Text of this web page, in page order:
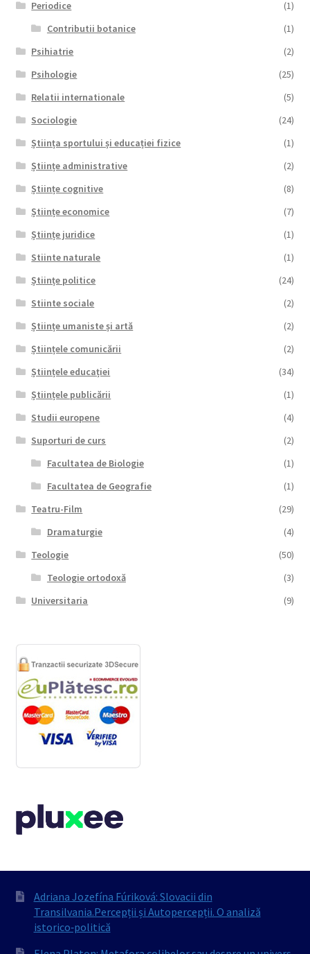
Periodice
(1)
Contributii botanice
(1)
Psihiatrie
(2)
Psihologie
(25)
Relatii internationale
(5)
Sociologie
(24)
Știința sportului și educației fizice
(1)
Științe administrative
(2)
Științe cognitive
(8)
Științe economice
(7)
Științe juridice
(1)
Stiinte naturale
(1)
Științe politice
(24)
Stiinte sociale
(2)
Științe umaniste și artă
(2)
Științele comunicării
(2)
Științele educației
(34)
Științele publicării
(1)
Studii europene
(4)
Suporturi de curs
(2)
Facultatea de Biologie
(1)
Facultatea de Geografie
(1)
Teatru-Film
(29)
Dramaturgie
(4)
Teologie
(50)
Teologie ortodoxă
(3)
Universitaria
(9)
Adriana Jozefína Fúriková: Slovacii din
Transilvania.Percepții și Autopercepții. O analiză
istorico‐politică